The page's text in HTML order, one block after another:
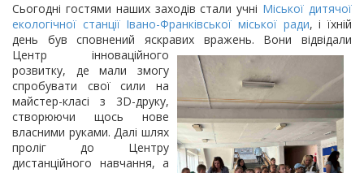
Сьогодні гостями наших заходів стали учні Міської дитячої
екологічної станції Івано-Франківської міської ради, і їхній
день був сповнений яскравих вражень. Вони відвідали
Центр інноваційного
розвитку, де мали змогу
спробувати свої сили на
майстер-класі з 3D-друку,
створюючи щось нове
власними руками. Далі шлях
проліг до Центру
дистанційного навчання, а